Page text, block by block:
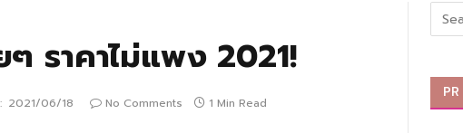
ราคาไม่แพง 2021!
2021/06/18 No Comments 1 Min Read
PR